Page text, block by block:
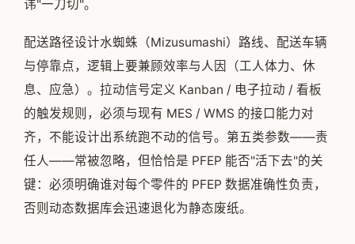
讳"一刀切"。
配送路径设计水蜘蛛（Mizusumashi）路线、配送车辆
与停靠点，逻辑上要兼顾效率与人因（工人体力、休
息、应急）。拉动信号定义 Kanban / 电子拉动 / 看板
的触发规则，必须与现有 MES / WMS 的接口能力对
齐，不能设计出系统跑不动的信号。第五类参数——责
任人——常被忽略，但恰恰是 PFEP 能否"活下去"的关
键：必须明确谁对每个零件的 PFEP 数据准确性负责，
否则动态数据库会迅速退化为静态废纸。